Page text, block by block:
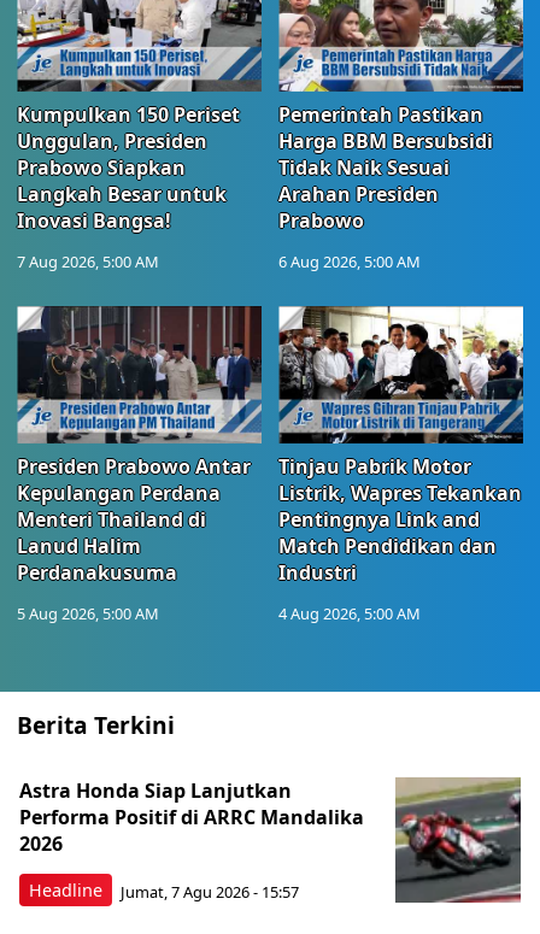
Kumpulkan 150 Periset
Unggulan, Presiden
Prabowo Siapkan
Langkah Besar untuk
Inovasi Bangsa!
7 Aug 2026, 5:00 AM
Pemerintah Pastikan
Harga BBM Bersubsidi
Tidak Naik Sesuai
Arahan Presiden
Prabowo
6 Aug 2026, 5:00 AM
Presiden Prabowo Antar
Kepulangan Perdana
Menteri Thailand di
Lanud Halim
Perdanakusuma
5 Aug 2026, 5:00 AM
Tinjau Pabrik Motor
Listrik, Wapres Tekankan
Pentingnya Link and
Match Pendidikan dan
Industri
4 Aug 2026, 5:00 AM
Berita Terkini
Headline
Astra Honda Siap Lanjutkan
Performa Positif di ARRC Mandalika
2026
Jumat, 7 Agu 2026 - 15:57